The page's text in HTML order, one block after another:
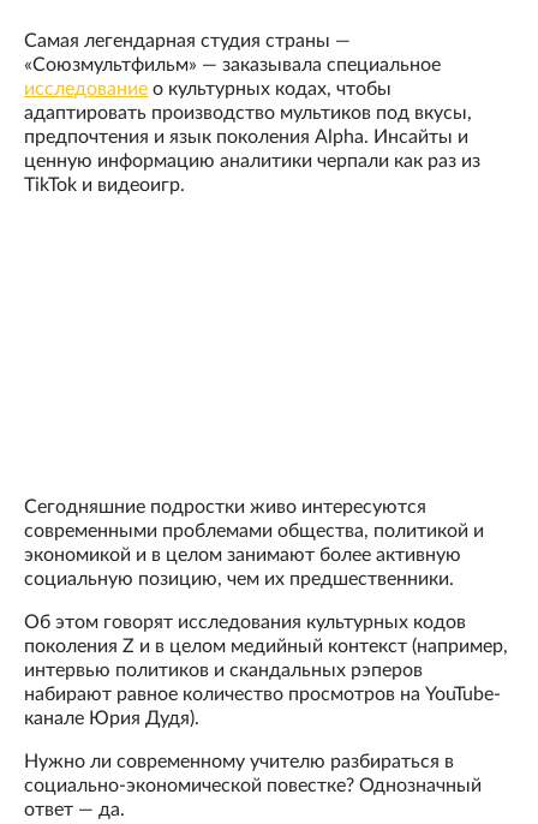
Самая легендарная студия страны —
«Союзмультфильм» — заказывала специальное
исследование о культурных кодах, чтобы
адаптировать производство мультиков под вкусы,
предпочтения и язык поколения Alpha. Инсайты и
ценную информацию аналитики черпали как раз из
TikTok и видеоигр.
Сегодняшние подростки живо интересуются
современными проблемами общества, политикой и
экономикой и в целом занимают более активную
социальную позицию, чем их предшественники.
Об этом говорят исследования культурных кодов
поколения Z и в целом медийный контекст (например,
интервью политиков и скандальных рэперов
набирают равное количество просмотров на YouTube-
канале Юрия Дудя).
Нужно ли современному учителю разбираться в
социально-экономической повестке? Однозначный
ответ — да.